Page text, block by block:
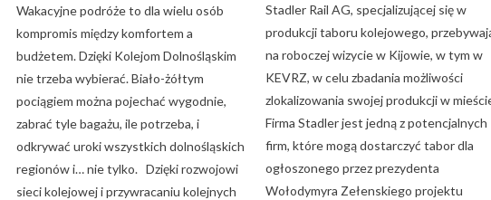
Wakacyjne podróże to dla wielu osób
kompromis między komfortem a
budżetem. Dzięki Kolejom Dolnośląskim
nie trzeba wybierać. Biało-żółtym
pociągiem można pojechać wygodnie,
zabrać tyle bagażu, ile potrzeba, i
odkrywać uroki wszystkich dolnośląskich
regionów i… nie tylko. Dzięki rozwojowi
sieci kolejowej i przywracaniu kolejnych
Stadler Rail AG, specjalizującej się w
produkcji taboru kolejowego,
na roboczej wizycie w Kijowie, w tym w
KEVRZ, w celu zbadania możliwości
zlokalizowania swojej produkcji w
Firma Stadler jest jedną z potencjalnych
firm, które mogą dostarczyć tabor dla
ogłoszonego przez prezydenta
Wołodymyra Zełenskiego projektu